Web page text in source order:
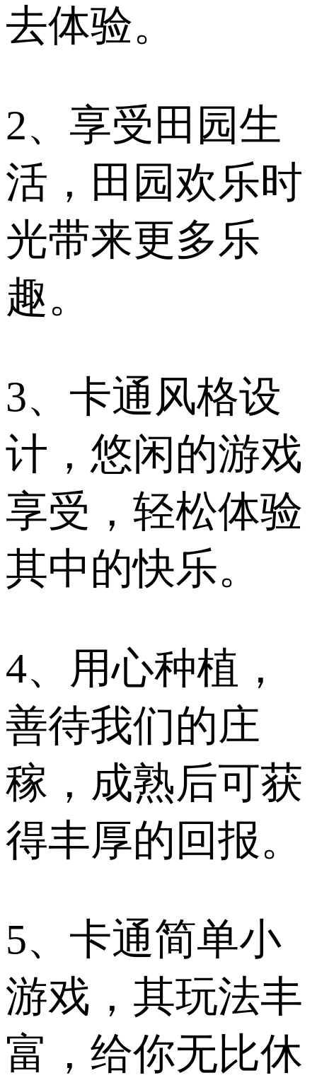
去体验。
2、享受田园生
活，田园欢乐时
光带来更多乐
趣。
3、卡通风格设
计，悠闲的游戏
享受，轻松体验
其中的快乐。
4、用心种植，
善待我们的庄
稼，成熟后可获
得丰厚的回报。
5、卡通简单小
游戏，其玩法丰
富，给你无比休